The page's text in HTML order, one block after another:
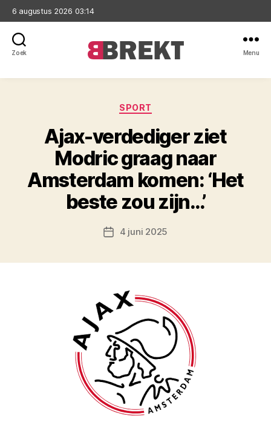
6 augustus 2026 03:14
Zoek Menu
Categorieën
SPORT
Ajax-verdediger ziet
Modric graag naar
Amsterdam komen: ‘Het
beste zou zijn…’
Berichtdatum
4 juni 2025